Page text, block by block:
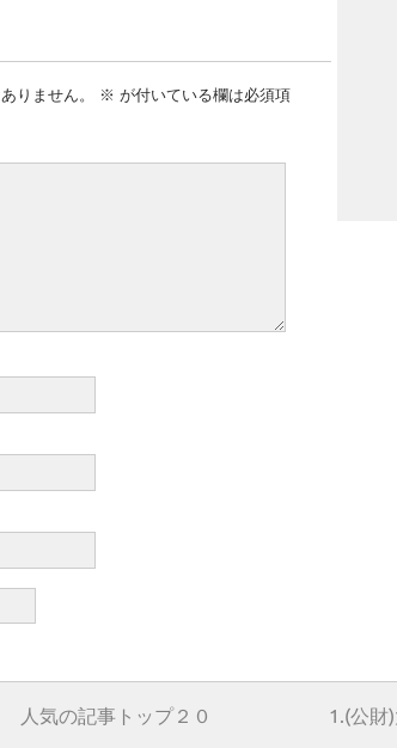
りません。 ※ が付いている欄は必須項
人気の記事トップ２０ 1.(公財